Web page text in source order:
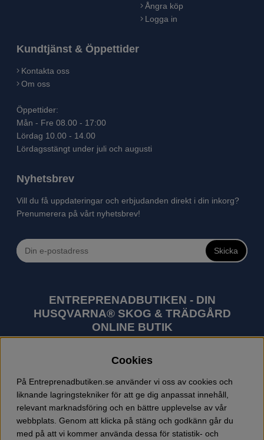
Ångra köp
Logga in
Kundtjänst & Öppettider
Kontakta oss
Om oss
Öppettider:
Mån - Fre 08.00 - 17:00
Lördag 10.00 - 14.00
Lördagsstängt under juli och augusti
Nyhetsbrev
Vill du få uppdateringar och erbjudanden direkt i din inkorg?
Prenumerera på vårt nyhetsbrev!
Skicka
ENTREPRENADBUTIKEN - DIN
HUSQVARNA® SKOG & TRÄDGÅRD
ONLINE BUTIK
utomhusprodukter som skogsmaskiner och
trädgårdsmaskiner. I sortimentet finns bl.a. robotgräsklippare,
motorsågar, röjsågar, trimmers, riders, åkgräsklippare,
trädgårdstraktorer, gräsklippare, häcksaxar, lövblåsar,
jordfräsar, snöslungor, skyddskläder och arbetskläder.
Entreprenadbutiken har snabba leveranser av Husqvarna
Cookies
På Entreprenadbutiken.se använder vi oss av cookies och
liknande lagringstekniker för att ge dig anpassat innehåll,
relevant marknadsföring och en bättre upplevelse av vår
webbplats. Genom att klicka på stäng och godkänn går du
med på att vi kommer använda dessa för statistik- och